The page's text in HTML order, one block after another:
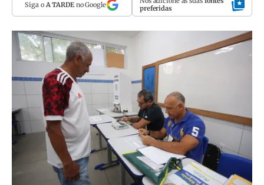
Siga o A TARDEno Google
preferidas